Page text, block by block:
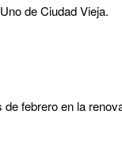
de Ciudad Vieja.
febrero en la